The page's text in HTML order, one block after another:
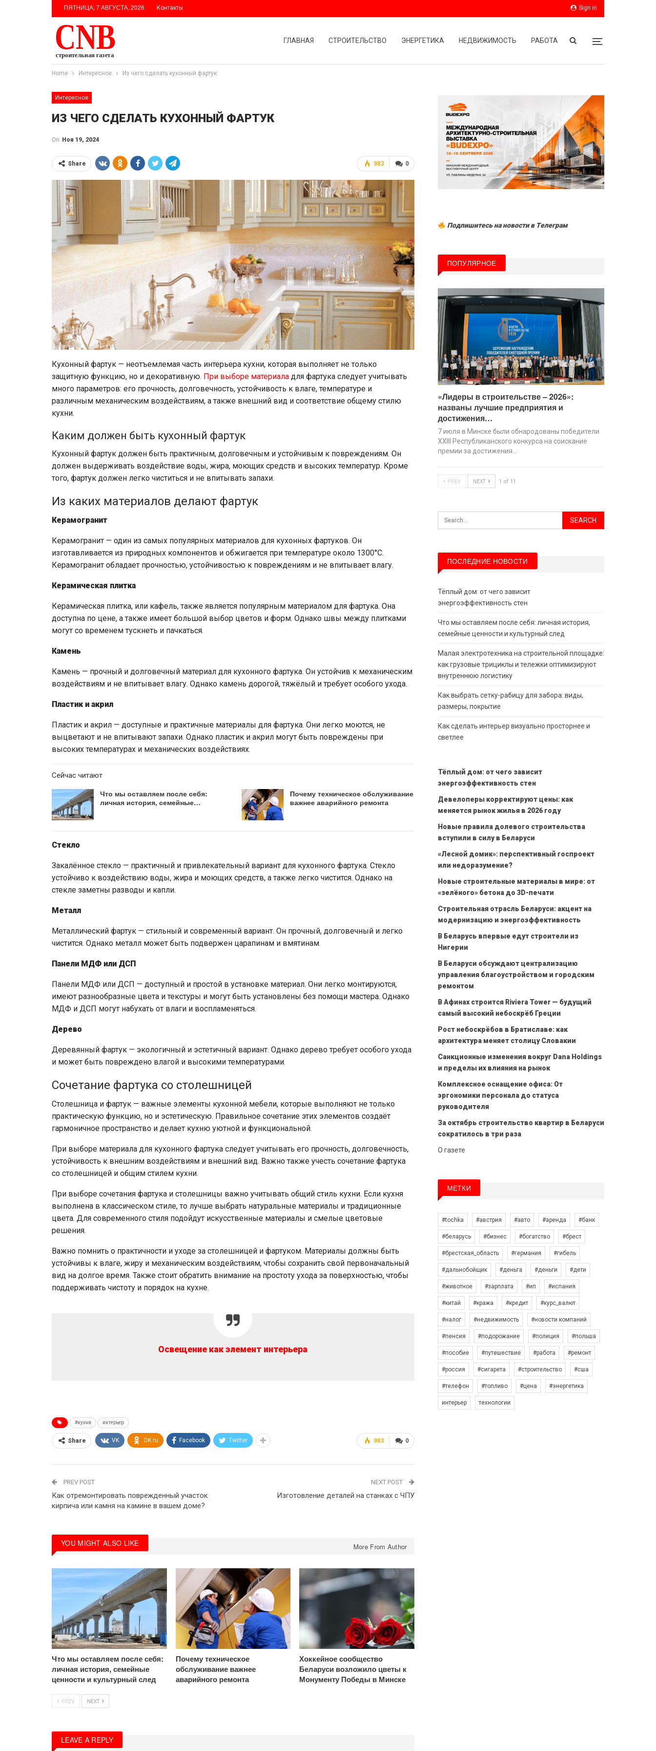
Sign in
ПЯТНИЦА, 7 АВГУСТА, 2026 Контакты
ГЛАВНАЯ СТРОИТЕЛЬСТВО ЭНЕРГЕТИКА НЕДВИЖИМОСТЬ РАБОТА
Home Интересное Из чего сделать кухонный фартук
Интересное
ИЗ ЧЕГО СДЕЛАТЬ КУХОННЫЙ ФАРТУК
On Ноя 19, 2024
0
983
Share
Кухонный фартук — неотъемлемая часть интерьера кухни, которая выполняет не только
защитную функцию, но и декоративную. При выборе материала для фартука следует учитывать
много параметров: его прочность, долговечность, устойчивость к влаге, температуре и
различным механическим воздействиям, а также внешний вид и соответствие общему стилю
кухни.
Каким должен быть кухонный фартук
Кухонный фартук должен быть практичным, долговечным и устойчивым к повреждениям. Он
должен выдерживать воздействие воды, жира, моющих средств и высоких температур. Кроме
того, фартук должен легко чиститься и не впитывать запахи.
Из каких материалов делают фартук
Керамогранит
Керамогранит — один из самых популярных материалов для кухонных фартуков. Он
изготавливается из природных компонентов и обжигается при температуре около 1300°C.
Керамогранит обладает прочностью, устойчивостью к повреждениям и не впитывает влагу.
Керамическая плитка
Керамическая плитка, или кафель, также является популярным материалом для фартука. Она
доступна по цене, а также имеет большой выбор цветов и форм. Однако швы между плитками
могут со временем тускнеть и пачкаться.
Камень
Камень — прочный и долговечный материал для кухонного фартука. Он устойчив к механическим
воздействиям и не впитывает влагу. Однако камень дорогой, тяжёлый и требует особого ухода.
Пластик и акрил
Пластик и акрил — доступные и практичные материалы для фартука. Они легко моются, не
выцветают и не впитывают запахи. Однако пластик и акрил могут быть повреждены при
высоких температурах и механических воздействиях.
Сейчас читают
Что мы оставляем после себя:
личная история, семейные…
Почему техническое обслуживание
важнее аварийного ремонта
Стекло
Закалённое стекло — практичный и привлекательный вариант для кухонного фартука. Стекло
устойчиво к воздействию воды, жира и моющих средств, а также легко чистится. Однако на
стекле заметны разводы и капли.
Металл
Металлический фартук — стильный и современный вариант. Он прочный, долговечный и легко
чистится. Однако металл может быть подвержен царапинам и вмятинам.
Панели МДФ или ДСП
Панели МДФ или ДСП — доступный и простой в установке материал. Они легко монтируются,
имеют разнообразные цвета и текстуры и могут быть установлены без помощи мастера. Однако
МДФ и ДСП могут набухать от влаги и воспламеняться.
Дерево
Деревянный фартук — экологичный и эстетичный вариант. Однако дерево требует особого ухода
и может быть повреждено влагой и высокими температурами.
Сочетание фартука со столешницей
Столешница и фартук — важные элементы кухонной мебели, которые выполняют не только
практическую функцию, но и эстетическую. Правильное сочетание этих элементов создаёт
гармоничное пространство и делает кухню уютной и функциональной.
При выборе материала для кухонного фартука следует учитывать его прочность, долговечность,
устойчивость к внешним воздействиям и внешний вид. Важно также учесть сочетание фартука
со столешницей и общим стилем кухни.
При выборе сочетания фартука и столешницы важно учитывать общий стиль кухни. Если кухня
выполнена в классическом стиле, то лучше выбрать натуральные материалы и традиционные
цвета. Для современного стиля подойдут искусственные материалы и смелые цветовые
решения.
Важно помнить о практичности и уходе за столешницей и фартуком. Материалы должны быть
устойчивы к влаге, жиру и механическим воздействиям, чтобы сохранить свой первоначальный
вид на долгое время. Также стоит обратить внимание на простоту ухода за поверхностью, чтобы
поддерживать чистоту и порядок на кухне.
Освещение как элемент интерьера
#кухня интерьер
0
983
Share VK OK.ru Facebook Twitter
PREV POST
Как отремонтировать поврежденный участок
кирпича или камня на камине в вашем доме?
NEXT POST
Изготовление деталей на станках с ЧПУ
YOU MIGHT ALSO LIKE More From Author
Что мы оставляем после себя:
личная история, семейные
ценности и культурный след
Почему техническое
обслуживание важнее
аварийного ремонта
Хоккейное сообщество
Беларуси возложило цветы к
Монументу Победы в Минске
PREV NEXT
LEAVE A REPLY
Подпишитесь на новости в Tелеграм
ПОПУЛЯРНОЕ
«Лидеры в строительстве – 2026»:
названы лучшие предприятия и
достижения…
7 июля в Минске были обнародованы победители
XХIII Республиканского конкурса на соискание
премии за достижения…
PREV NEXT 1 of 11
ПОСЛЕДНИЕ НОВОСТИ
Тёплый дом: от чего зависит
энергоэффективность стен
Что мы оставляем после себя: личная история,
семейные ценности и культурный след
Малая электротехника на строительной площадке:
как грузовые трициклы и тележки оптимизируют
внутреннюю логистику
Как выбрать сетку-рабицу для забора: виды,
размеры, покрытие
Как сделать интерьер визуально просторнее и
светлее
Тёплый дом: от чего зависит
энергоэффективность стен
Девелоперы корректируют цены: как
меняется рынок жилья в 2026 году
Новые правила долевого строительства
вступили в силу в Беларуси
«Лесной домик»: перспективный госпроект
или недоразумение?
Новые строительные материалы в мире: от
«зелёного» бетона до 3D-печати
Строительная отрасль Беларуси: акцент на
модернизацию и энергоэффективность
В Беларусь впервые едут строители из
Нигерии
В Беларуси обсуждают централизацию
управления благоустройством и городским
ремонтом
В Афинах строится Riviera Tower — будущий
самый высокий небоскрёб Греции
Рост небоскрёбов в Братиславе: как
архитектура меняет столицу Словакии
Санкционные изменения вокруг Dana Holdings
и пределы их влияния на рынок
Комплексное оснащение офиса: От
эргономики персонала до статуса
руководителя
За октябрь строительство квартир в Беларуси
сократилось в три раза
О газете
МЕТКИ
#tochka #австрия #авто #аренда #банк
#беларусь #бизнес #богатство #брест
#брестская_область #германия #гибель
#дальнобойщик #деньга #деньги #дети
#животное #зарплата #ип #испания
#китай #кража #кредит #курс_валют
#налог #недвижимость #новости компаний
#пенсия #подорожание #полиция #польша
#пособие #путешествие #работа #ремонт
#россия #сигарета #строительство #сша
#телефон #топливо #цена #энергетика
интерьер технологии